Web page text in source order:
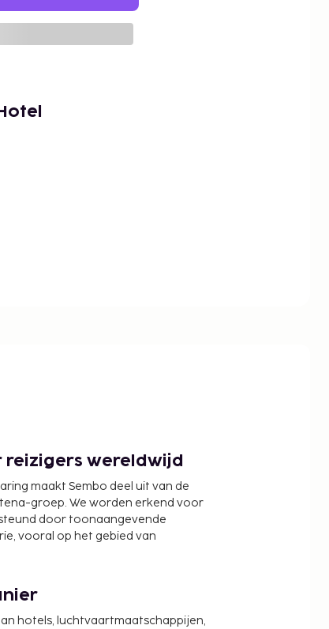
wereldwijd
maakt Sembo deel uit van de
groep. We worden erkend voor
door toonaangevende
vooral op het gebied van
hotels, luchtvaartmaatschappijen,